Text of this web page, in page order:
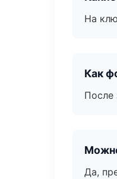
На
Как
После
Да,